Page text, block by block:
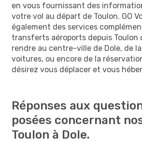
en vous fournissant des
votre vol au départ de Toulon. GO
également des services
transferts aéroports depuis Toulon
rendre au centre-ville de Dole, de
voitures, ou encore de la
désirez vous déplacer et vous
Réponses aux
posées concernant
Toulon à Dole.